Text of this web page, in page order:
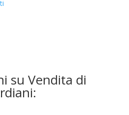
su Vendita di